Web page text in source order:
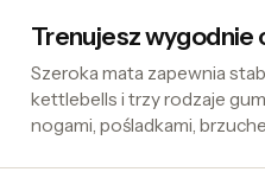
Trenujesz wygodnie
Szeroka mata zapewnia
kettlebells i trzy rodzaje
nogami, pośladkami,